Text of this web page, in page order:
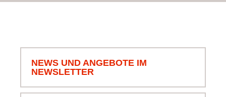
NEWS UND ANGEBOTE IM
NEWSLETTER